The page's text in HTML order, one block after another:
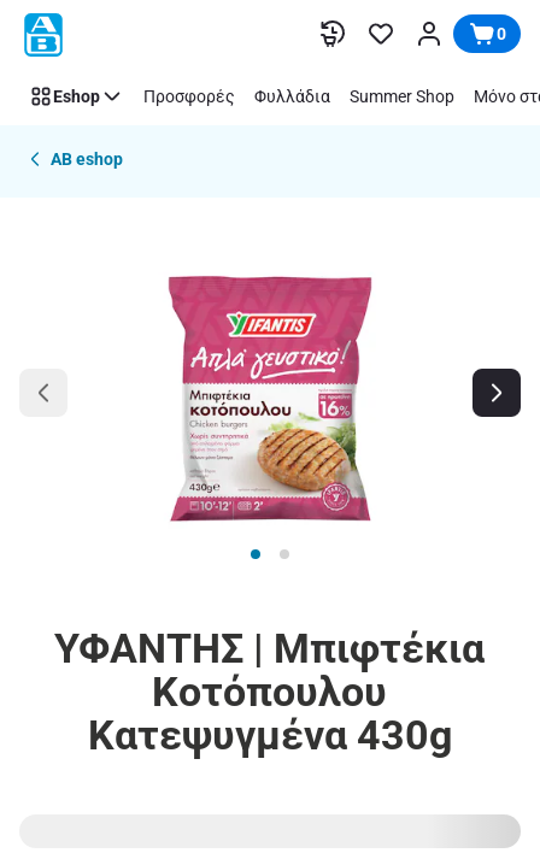
Παράλειψη 0
Eshop Προσφορές Φυλλάδια Summer Shop Μόνο
AB eshop
ΥΦΑΝΤΗΣ | Μπιφτέκια
Κοτόπουλου
Κατεψυγμένα 430g